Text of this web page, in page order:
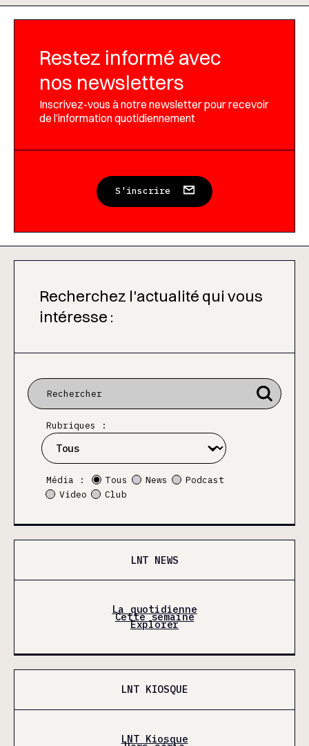
Restez informé avec
nos newsletters
Inscrivez-vous à notre newsletter pour recevoir
de l’information quotidiennement
S'inscrire
Recherchez l'actualité qui vous
intéresse :
Rubriques :
Média : Tous News
Podcast
Video
Club
LNT NEWS
La quotidienne
Cette semaine
Explorer
LNT KIOSQUE
LNT Kiosque